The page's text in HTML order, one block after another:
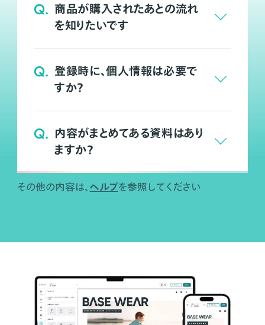
Q. 商品が購入されたあとの流れ
を知りたいです
Q. 登録時に、個人情報は必要で
すか？
Q. 内容がまとめてある資料はあり
ますか？
その他の内容は、 ヘルプを参照してください